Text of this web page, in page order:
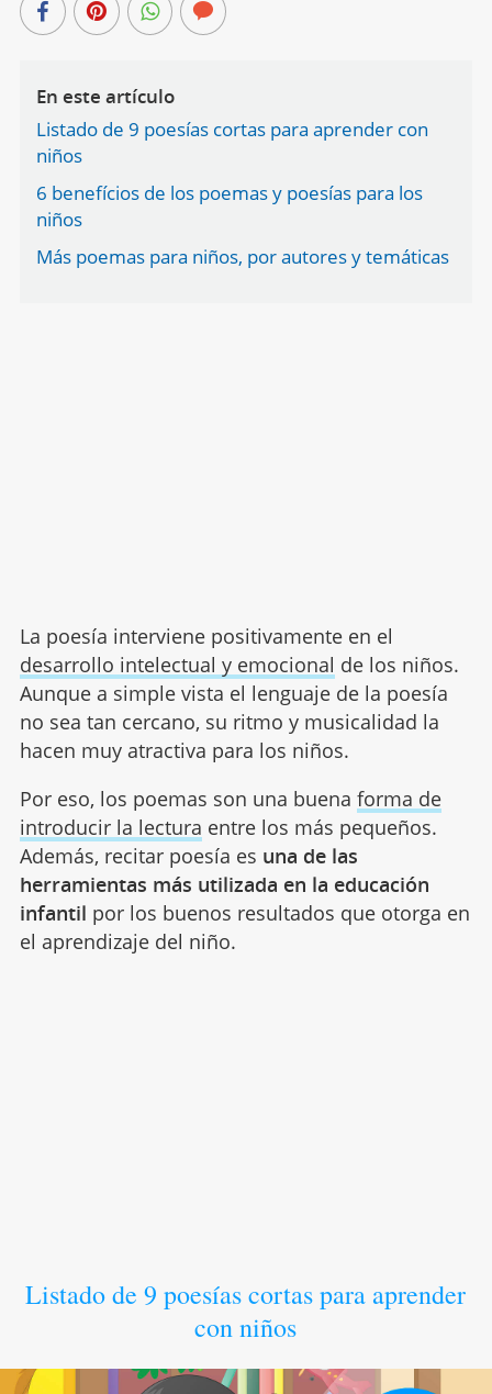
En este artículo
Listado de 9 poesías cortas para aprender con
niños
6 benefícios de los poemas y poesías para los
niños
Más poemas para niños, por autores y temáticas
La poesía interviene positivamente en el
desarrollo intelectual y emocional de los niños.
Aunque a simple vista el lenguaje de la poesía
no sea tan cercano, su ritmo y musicalidad la
hacen muy atractiva para los niños.
Por eso, los poemas son una buena forma de
introducir la lectura entre los más pequeños.
Además, recitar poesía es una de las
herramientas más utilizada en la educación
infantil por los buenos resultados que otorga en
el aprendizaje del niño.
Listado de 9 poesías cortas para aprender
con niños